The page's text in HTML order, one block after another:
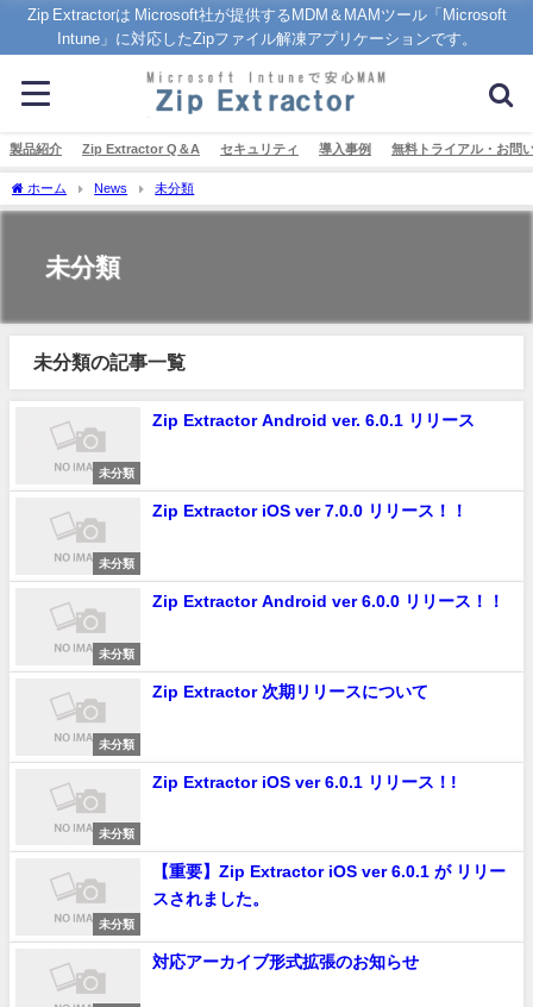
Zip Extractorは Microsoft社が提供するMDM＆MAMツール「Microsoft
Intune」に対応したZipファイル解凍アプリケーションです。
製品紹介 Zip Extractor Q＆A セキュリティ 導入事例 無料トライアル・お問
ホーム News 未分類
未分類
未分類の記事一覧
未分類
Zip Extractor Android ver. 6.0.1 リリース
未分類
Zip Extractor iOS ver 7.0.0 リリース！！
未分類
Zip Extractor Android ver 6.0.0 リリース！！
未分類
Zip Extractor 次期リリースについて
未分類
Zip Extractor iOS ver 6.0.1 リリース！!
未分類
【重要】Zip Extractor iOS ver 6.0.1 が リリー
スされました。
対応アーカイブ形式拡張のお知らせ